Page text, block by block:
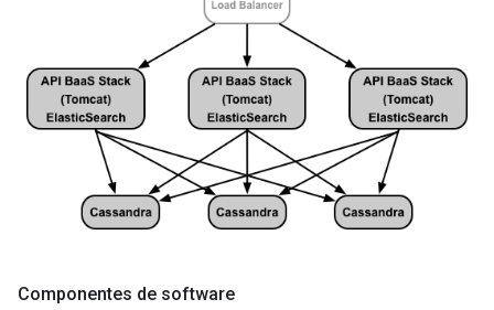
Componentes de software